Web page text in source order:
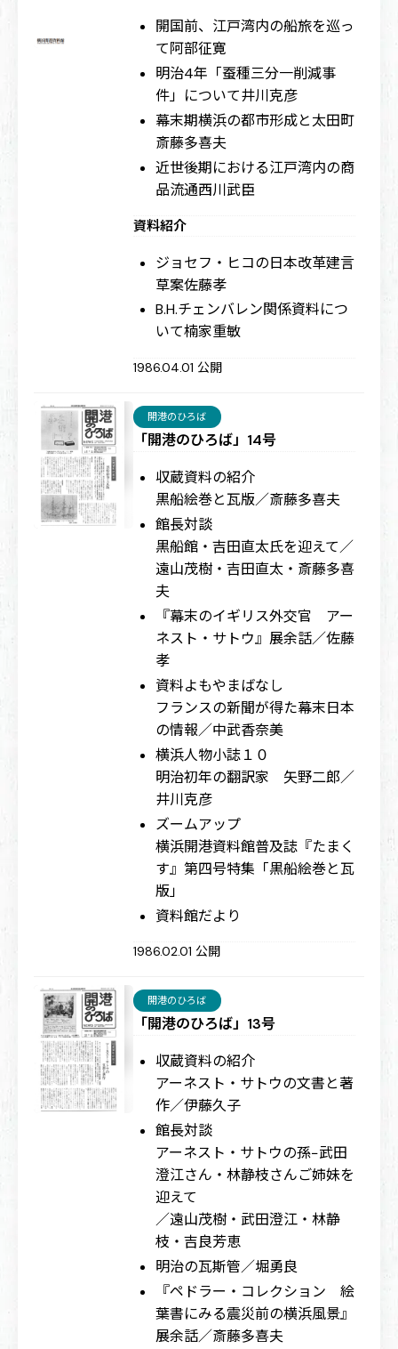
開国前、江戸湾内の船旅を巡っ
て阿部征寛
明治4年「蚕種三分一削減事
件」について井川克彦
幕末期横浜の都市形成と太田町
斎藤多喜夫
近世後期における江戸湾内の商
品流通西川武臣
資料紹介
ジョセフ・ヒコの日本改革建言
草案佐藤孝
B.H.チェンバレン関係資料につ
いて楠家重敏
1986.04.01 公開
「開港のひろば」14号
開港のひろば
収蔵資料の紹介
黒船絵巻と瓦版／斎藤多喜夫
館長対談
黒船館・吉田直太氏を迎えて／
遠山茂樹・吉田直太・斎藤多喜
夫
『幕末のイギリス外交官 アー
ネスト・サトウ』展余話／佐藤
孝
資料よもやまばなし
フランスの新聞が得た幕末日本
の情報／中武香奈美
横浜人物小誌１０
明治初年の翻訳家 矢野二郎／
井川克彦
ズームアップ
横浜開港資料館普及誌『たまく
す』第四号特集「黒船絵巻と瓦
版」
資料館だより
1986.02.01 公開
「開港のひろば」13号
開港のひろば
収蔵資料の紹介
アーネスト・サトウの文書と著
作／伊藤久子
館長対談
アーネスト・サトウの孫−武田
澄江さん・林静枝さんご姉妹を
迎えて
／遠山茂樹・武田澄江・林静
枝・吉良芳恵
明治の瓦斯管／堀勇良
『ペドラー・コレクション 絵
葉書にみる震災前の横浜風景』
展余話／斎藤多喜夫